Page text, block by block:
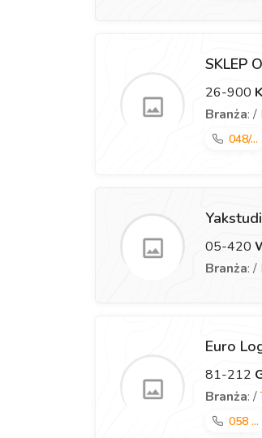
SKLEP
26-900
Branża: /
048/...
05-420
Branża: /
Euro
81-212
Branża: /
058 ...